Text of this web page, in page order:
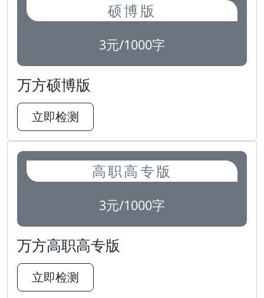
硕博版
3元/1000字
万方硕博版
立即检测
高职高专版
3元/1000字
万方高职高专版
立即检测